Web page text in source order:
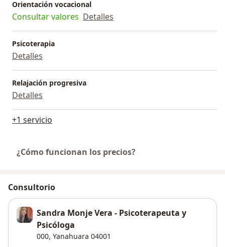
Orientación vocacional
Consultar valores Detalles
Psicoterapia
Detalles
Relajación progresiva
Detalles
+1 servicio
¿Cómo funcionan los precios?
Consultorio
Sandra Monje Vera - Psicoterapeuta y
Psicóloga
000, Yanahuara 04001